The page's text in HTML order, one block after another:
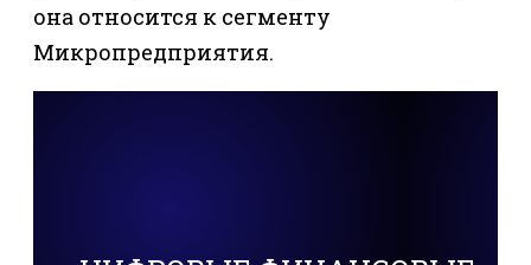
она относится к сегменту
Микропредприятия.